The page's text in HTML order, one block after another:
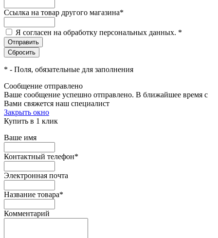
Ссылка на товар другого магазина*
Я согласен на обработку персональных данных. *
* - Поля, обязательные для заполнения
Сообщение отправлено
Ваше сообщение успешно отправлено. В ближайшее время с
Вами свяжется наш специалист
Закрыть окно
Купить в 1 клик
Ваше имя
Контактный телефон*
Электронная почта
Название товара*
Комментарий